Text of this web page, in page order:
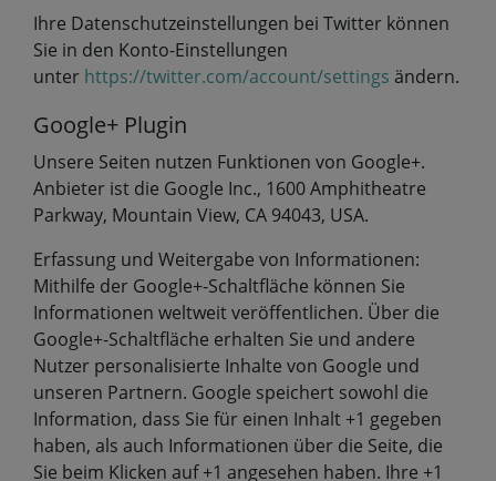
Ihre Datenschutzeinstellungen bei Twitter können
Sie in den Konto-Einstellungen
unter https://twitter.com/account/settings ändern.
Google+ Plugin
Unsere Seiten nutzen Funktionen von Google+.
Anbieter ist die Google Inc., 1600 Amphitheatre
Parkway, Mountain View, CA 94043, USA.
Erfassung und Weitergabe von Informationen:
Mithilfe der Google+-Schaltfläche können Sie
Informationen weltweit veröffentlichen. Über die
Google+-Schaltfläche erhalten Sie und andere
Nutzer personalisierte Inhalte von Google und
unseren Partnern. Google speichert sowohl die
Information, dass Sie für einen Inhalt +1 gegeben
haben, als auch Informationen über die Seite, die
Sie beim Klicken auf +1 angesehen haben. Ihre +1